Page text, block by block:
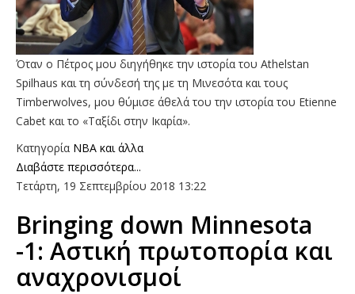
Όταν ο Πέτρος μου διηγήθηκε την ιστορία του Athelstan
Spilhaus και τη σύνδεσή της με τη Μινεσότα και τους
Timberwolves, μου θύμισε άθελά του την ιστορία του Etienne
Cabet και το «Ταξίδι στην Ικαρία».
Κατηγορία NBA και άλλα
Διαβάστε περισσότερα...
Τετάρτη, 19 Σεπτεμβρίου 2018 13:22
Bringing down Minnesota
-1: Αστική πρωτοπορία και
αναχρονισμοί